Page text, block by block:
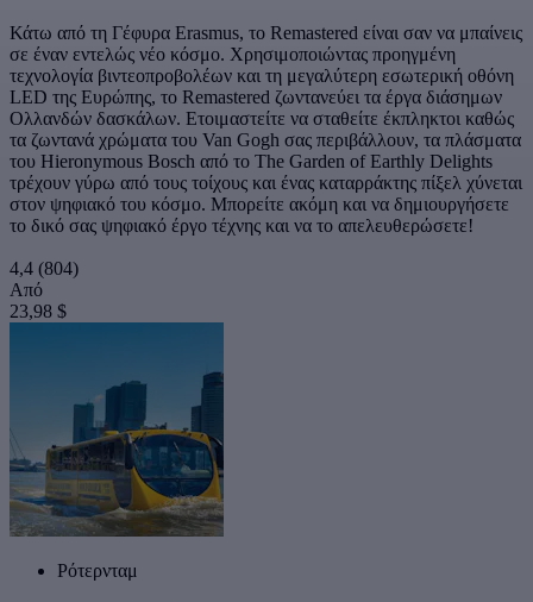
Κάτω από τη Γέφυρα Erasmus, το Remastered είναι σαν να μπαίνεις
σε έναν εντελώς νέο κόσμο. Χρησιμοποιώντας προηγμένη
τεχνολογία βιντεοπροβολέων και τη μεγαλύτερη εσωτερική οθόνη
LED της Ευρώπης, το Remastered ζωντανεύει τα έργα διάσημων
Ολλανδών δασκάλων. Ετοιμαστείτε να σταθείτε έκπληκτοι καθώς
τα ζωντανά χρώματα του Van Gogh σας περιβάλλουν, τα πλάσματα
του Hieronymous Bosch από το The Garden of Earthly Delights
τρέχουν γύρω από τους τοίχους και ένας καταρράκτης πίξελ χύνεται
στον ψηφιακό του κόσμο. Μπορείτε ακόμη και να δημιουργήσετε
το δικό σας ψηφιακό έργο τέχνης και να το απελευθερώσετε!
4,4 (804)
Από
23,98 $
Ρότερνταμ